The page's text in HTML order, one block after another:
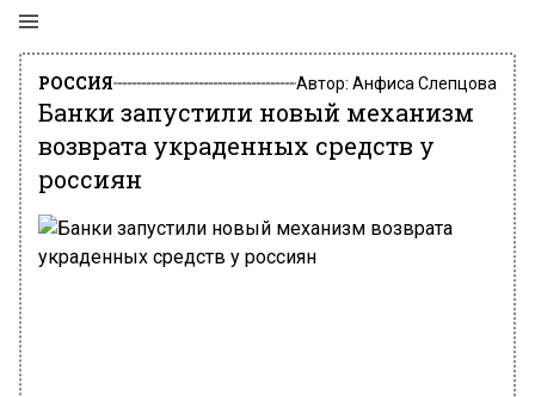
РОССИЯ Автор: Анфиса Слепцова
Банки запустили новый механизм
возврата украденных средств у
россиян